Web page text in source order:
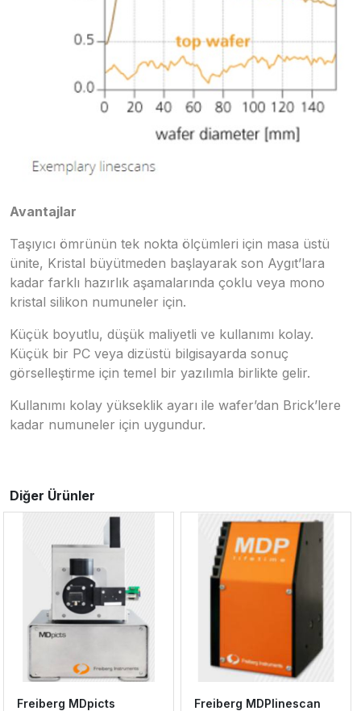
Avantajlar
Taşıyıcı ömrünün tek nokta ölçümleri için masa üstü
ünite, Kristal büyütmeden başlayarak son Aygıt’lara
kadar farklı hazırlık aşamalarında çoklu veya mono
kristal silikon numuneler için.
Küçük boyutlu, düşük maliyetli ve kullanımı kolay.
Küçük bir PC veya dizüstü bilgisayarda sonuç
görselleştirme için temel bir yazılımla birlikte gelir.
Kullanımı kolay yükseklik ayarı ile wafer’dan Brick’lere
kadar numuneler için uygundur.
Diğer Ürünler
Freiberg MDpicts Freiberg MDPlinescan